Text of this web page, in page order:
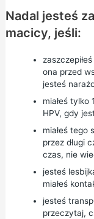
Nadal jesteś
macicy, jeśli:
ona przed
jesteś
miałeś tylko
HPV, gdy
miałeś tego
przez długi
czas, nie
jesteś
miałeś
jesteś
przeczytaj,